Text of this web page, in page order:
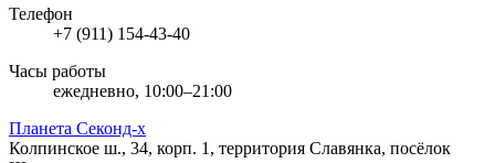
Телефон
+7 (911) 154-43-40
Часы работы
ежедневно, 10:00–21:00
Планета Секонд-х
Колпинское ш., 34, корп. 1, территория Славянка, посёлок